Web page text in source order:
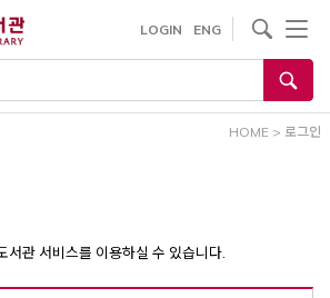
LOGIN ENG
HOME > 로그인
서관 서비스를 이용하실 수 있습니다.